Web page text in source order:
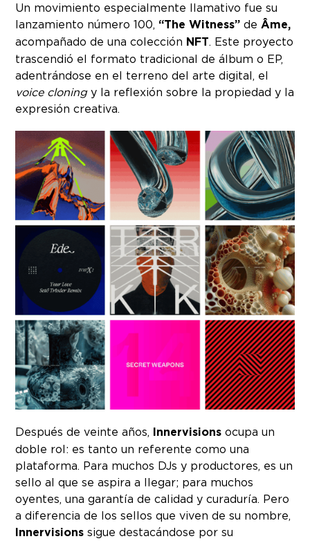
Un movimiento especialmente llamativo fue su
lanzamiento número 100, “The Witness” deÂme,
acompañado de una colección NFT. Este proyecto
trascendió el formato tradicional de álbum o EP,
adentrándose en el terreno del arte digital, el
voice cloningy la reflexión sobre la propiedad y la
expresión creativa.
Después de veinte años, Innervisions ocupa un
doble rol: es tanto un referente como una
plataforma. Para muchos DJs y productores, es un
sello al que se aspira a llegar; para muchos
oyentes, una garantía de calidad y curaduría. Pero
a diferencia de los sellos que viven de su nombre,
Innervisions sigue destacándose por su